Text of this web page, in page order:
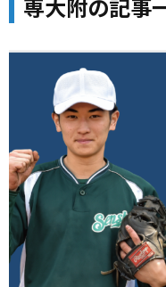
専大附の記事